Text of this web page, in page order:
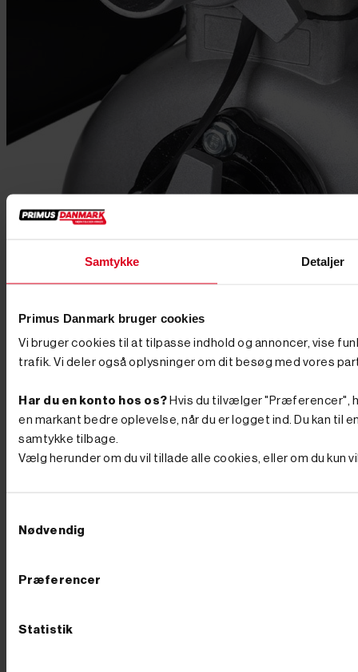
Samtykke Detaljer
Primus Danmark bruger cookies
Vi bruger cookies til at tilpasse indhold og annoncer, vise
trafik. Vi deler også oplysninger om dit besøg med vores
Har du en konto hos os? Hvis du tilvælger "Præferencer",
en markant bedre oplevelse, når du er logget ind. Du kan
samtykke tilbage.
Vælg herunder om du vil tillade alle cookies, eller om du kun
Nødvendig
Præferencer
Statistik